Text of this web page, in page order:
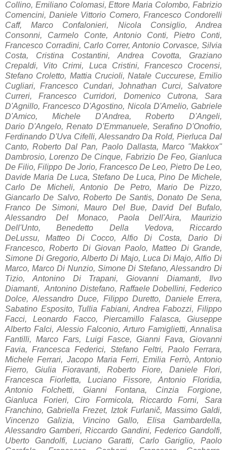
Collino, Emiliano Colomasi, Ettore Maria Colombo, Fabrizio
Comencini, Daniele Vittorio Comero, Francesco Condorelli
Caff, Marco Confalonieri, Nicola Consiglio, Andrea
Consonni, Carmelo Conte, Antonio Conti, Pietro Conti,
Francesco Corradini, Carlo Correr, Antonio Corvasce, Silvia
Costa, Cristina Costantini, Andrea Covotta, Graziano
Crepaldi, Vito Crimi, Luca Cristini, Francesco Crocensi,
Stefano Croletto, Mattia Crucioli, Natale Cuccurese, Emilio
Cugliari, Francesco Cundari, Johnathan Curci, Salvatore
Curreri, Francesco Curridori, Domenico Cutrona, Sara
D'Agnillo, Francesco D'Agostino, Nicola D'Amelio, Gabriele
D'Amico, Michele D'Andrea, Roberto D'Angeli,
Dario D'Angelo, Renato D'Emmanuele, Serafino D'Onofrio,
Ferdinando D'Uva Cifelli, Alessandro Da Rold, Pierluca Dal
Canto, Roberto Dal Pan, Paolo Dallasta, Marco "Makkox"
Dambrosio, Lorenzo De Cinque, Fabrizio De Feo, Gianluca
De Filio, Filippo De Jorio, Francesco De Leo, Pietro De Leo,
Davide Maria De Luca, Stefano De Luca, Pino De Michele,
Carlo De Micheli, Antonio De Petro, Mario De Pizzo,
Giancarlo De Salvo, Roberto De Santis, Donato De Sena,
Franco De Simoni, Mauro Del Bue, David Del Bufalo,
Alessandro Del Monaco, Paola Dell'Aira, Maurizio
Dell'Unto, Benedetto Della Vedova, Riccardo
DeLussu, Matteo Di Cocco, Alfio Di Costa, Dario Di
Francesco, Roberto Di Giovan Paolo, Matteo Di Grande,
Simone Di Gregorio, Alberto Di Majo, Luca Di Majo, Alfio Di
Marco, Marco Di Nunzio, Simone Di Stefano, Alessandro Di
Tizio, Antonino Di Trapani, Giovanni Diamanti, Ilvo
Diamanti, Antonino Distefano, Raffaele Dobellini, Federico
Dolce, Alessandro Duce, Filippo Duretto, Daniele Errera,
Sabatino Esposito, Tullia Fabiani, Andrea Fabozzi, Filippo
Facci, Leonardo Facco, Piercamillo Falasca, Giuseppe
Alberto Falci, Alessio Falconio, Arturo Famiglietti, Annalisa
Fantilli, Marco Fars, Luigi Fasce, Gianni Fava, Giovanni
Favia, Francesca Federici, Stefano Feltri, Paolo Ferrara,
Michele Ferrari, Jacopo Maria Ferri, Emilia Ferrò, Antonio
Fierro, Giulia Fioravanti, Roberto Fiore, Daniele FIori,
Francesca Fiorletta, Luciano Fissore, Antonio Floridia,
Antonio Folchetti, Gianni Fontana, Cinzia Forgione,
Gianluca Forieri, Ciro Formicola, Riccardo Forni, Sara
Franchino, Gabriella Frezet, Iztok Furlanič, Massimo Galdi,
Vincenzo Galizia, Vincino Gallo, Elisa Gambardella,
Alessandro Gamberi, Riccardo Gandini, Federico Gandolfi,
Uberto Gandolfi, Luciano Garatti, Carlo Gariglio, Paolo